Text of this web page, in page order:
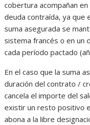
cobertura acompañan
deuda contraída, ya que
suma asegurada se
sistema francés o en un
cada período pactado
En el caso que la suma
duración del contrato /
cancela el importe del
existir un resto positivo
abona a la libre